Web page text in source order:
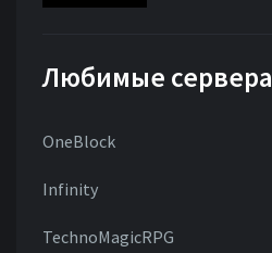
Любимые сервера
OneBlock
Infinity
TechnoMagicRPG